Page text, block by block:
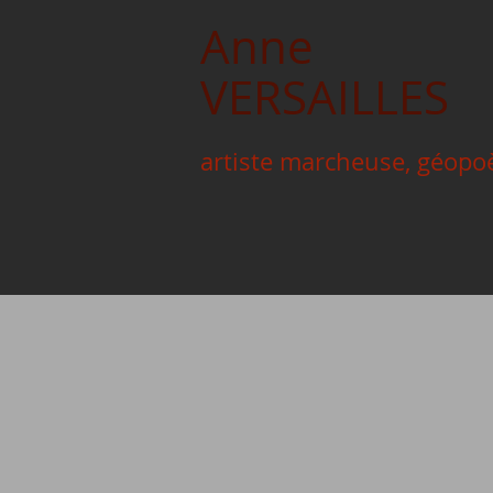
Anne
VERSAILLES
artiste marcheuse,